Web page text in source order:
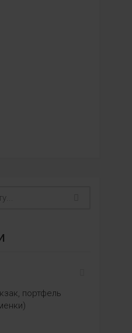
портфель